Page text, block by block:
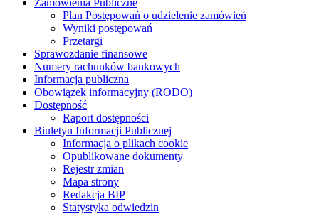
Zamówienia Publiczne
Plan Postępowań o udzielenie zamówień
Wyniki postępowań
Przetargi
Sprawozdanie finansowe
Numery rachunków bankowych
Informacja publiczna
Obowiązek informacyjny (RODO)
Dostępność
Raport dostępności
Biuletyn Informacji Publicznej
Informacja o plikach cookie
Opublikowane dokumenty
Rejestr zmian
Mapa strony
Redakcja BIP
Statystyka odwiedzin